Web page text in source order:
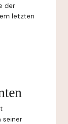
der
letzten
seiner